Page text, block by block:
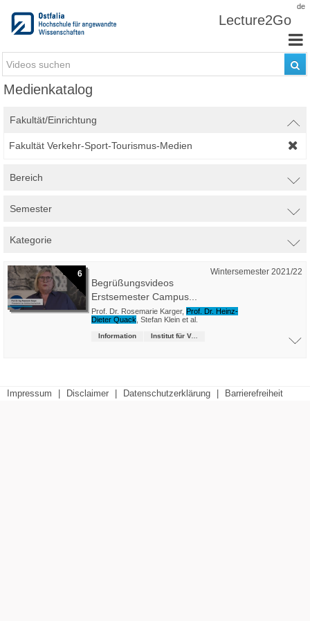
de
Lecture2Go
Medienkatalog
Fakultät/Einrichtung
Fakultät Verkehr-Sport-Tourismus-Medien
Bereich
Semester
Kategorie
6 Wintersemester 2021/22
Begrüßungsvideos
Erstsemester Campus...
Prof. Dr. Rosemarie Karger, Prof. Dr. Heinz-
Dieter Quack Stefan Klein et al.
Information Institut für Verkehrsmanagement
Impressum Disclaimer Datenschutzerklärung Barrierefreiheit